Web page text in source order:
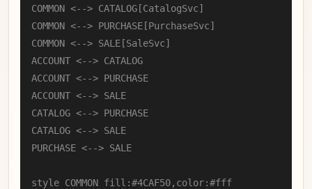
    COMMON <--> CATALOG[CatalogSvc]
    COMMON <--> PURCHASE[PurchaseSvc]
    COMMON <--> SALE[SaleSvc]
    ACCOUNT <--> CATALOG
    ACCOUNT <--> PURCHASE
    ACCOUNT <--> SALE
    CATALOG <--> PURCHASE
    CATALOG <--> SALE
    PURCHASE <--> SALE
    style COMMON fill:#4CAF50,color:#fff